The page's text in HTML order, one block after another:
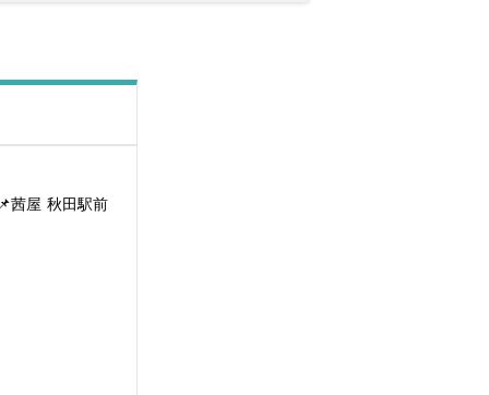
茜屋 秋田駅前